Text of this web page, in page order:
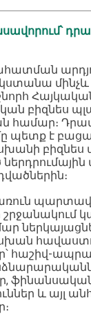
մինչև
բիզնես
համար։
պետք է
բիզնես
հաշիվ-
և այլ